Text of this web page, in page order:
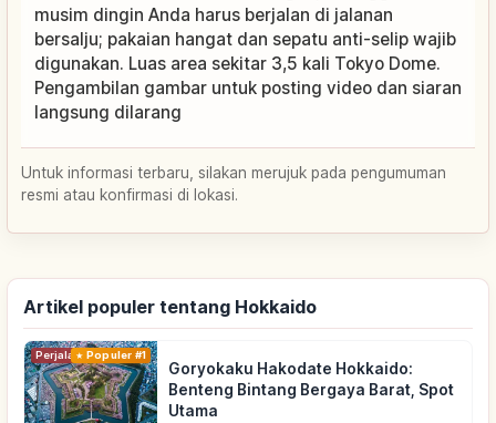
musim dingin Anda harus berjalan di jalanan
bersalju; pakaian hangat dan sepatu anti-selip wajib
digunakan. Luas area sekitar 3,5 kali Tokyo Dome.
Pengambilan gambar untuk posting video dan siaran
langsung dilarang
Untuk informasi terbaru, silakan merujuk pada pengumuman
resmi atau konfirmasi di lokasi.
Artikel populer tentang Hokkaido
PerjalananPopuler #1
Goryokaku Hakodate Hokkaido:
Benteng Bintang Bergaya Barat, Spot
Utama